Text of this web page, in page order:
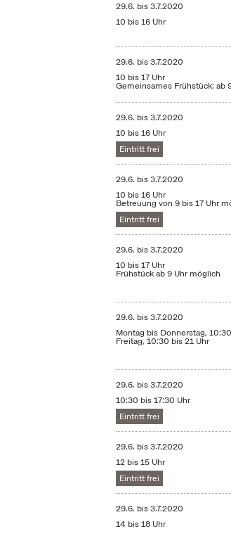
29.6. bis3.7.2020
10 bis 16 Uhr
29.6. bis3.7.2020
10 bis 17 Uhr
Gemeinsames Frühstück: ab
29.6. bis3.7.2020
10 bis 16 Uhr
Eintritt frei
29.6. bis3.7.2020
10 bis 16 Uhr
Betreuung von 9 bis 17 Uhr
Eintritt frei
29.6. bis3.7.2020
10 bis 17 Uhr
Frühstück ab 9 Uhr möglich
29.6. bis3.7.2020
Montag bis Donnerstag,
Freitag, 10:30 bis 21 Uhr
29.6. bis3.7.2020
10:30 bis 17:30 Uhr
Eintritt frei
29.6. bis3.7.2020
12 bis 15 Uhr
Eintritt frei
29.6. bis3.7.2020
14 bis 18 Uhr